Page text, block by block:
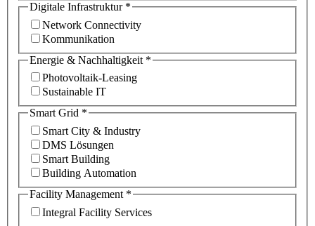
Digitale Infrastruktur *
Network Connectivity
Kommunikation
Energie & Nachhaltigkeit *
Photovoltaik-Leasing
Sustainable IT
Smart Grid *
Smart City & Industry
DMS Lösungen
Smart Building
Building Automation
Facility Management *
Integral Facility Services